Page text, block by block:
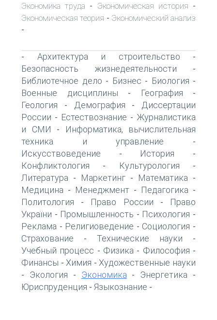
Экономика труда - Экономическая история -
Экономическая теория - Экономический анализ
-
- Архитектура и строительство -
Безопасность жизнедеятельности -
Библиотечное дело - Бизнес - Биология -
Военные дисциплины - География -
Геология - Демография -
Диссертации
России - Естествознание - Журналистика
и СМИ -
Информатика, вычислительная
техника и управление -
Искусствоведение - История -
Конфликтология - Культурология -
Литература - Маркетинг - Математика -
Медицина - Менеджмент - Педагогика -
Политология - Право России -
Право
України - Промышленность - Психология -
Реклама - Религиоведение - Социология -
Страхование - Технические науки -
Учебный процесс - Физика - Философия -
Финансы - Химия - Художественные науки
- Экология - Экономика - Энергетика -
Юриспруденция - Языкознание -